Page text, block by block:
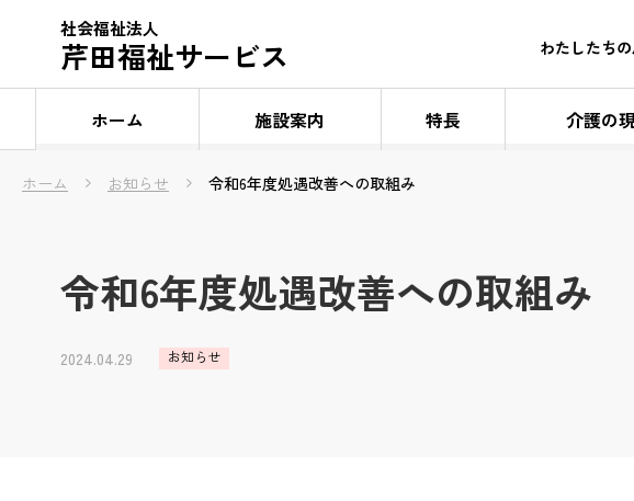
社会福祉法人
芹田福祉サービス わたしたち
ホーム 施設案内 特長 介護の
ホーム お知らせ 令和6年度処遇改善への取組み
令和6年度処遇改善への取組み
2024.04.29 お知らせ